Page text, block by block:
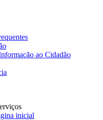
ao Cidadão
inicial